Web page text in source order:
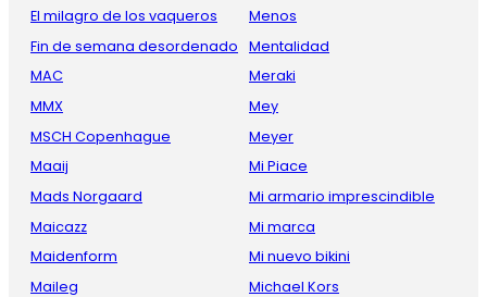
El milagro de los vaqueros
Fin de semana desordenado
MAC
MMX
MSCH Copenhague
Maaij
Mads Norgaard
Maicazz
Maidenform
Maileg
Menos
Mentalidad
Meraki
Mey
Meyer
Mi Piace
Mi armario imprescindible
Mi marca
Mi nuevo bikini
Michael Kors